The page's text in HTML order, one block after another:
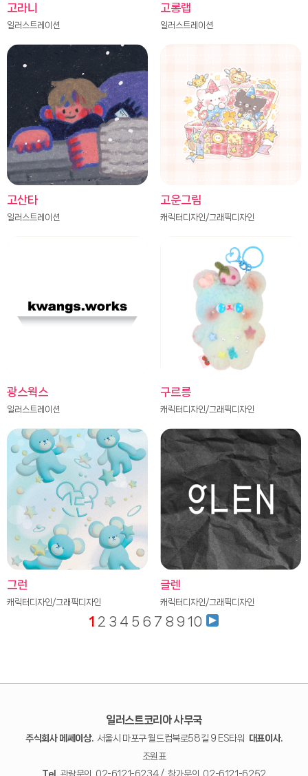
고라니
일러스트레이션
고롱랩
일러스트레이션
고산타
일러스트레이션
고운그림
캐릭터디자인/그래픽디자인
광스웍스
일러스트레이션
구르릉
캐릭터디자인/그래픽디자인
그런
캐릭터디자인/그래픽디자인
글렌
캐릭터디자인/그래픽디자인
1 2 3 4 5 6 7 8 9 10
일러스트코리아 사무국
주식회사 메쎄이상. 서울시 마포구 월드컵북로58길 9 ES타워 대표이사.
조원표
Tel.
관람문의. 02-6121-6234 / 참가문의. 02-6121-6252